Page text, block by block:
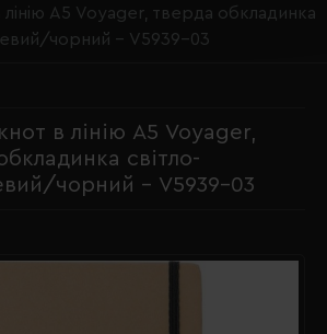
А5 Voyager, тверда обкладинка
чорний - V5939-03
в лінію А5 Voyager,
світло-
чорний - V5939-03